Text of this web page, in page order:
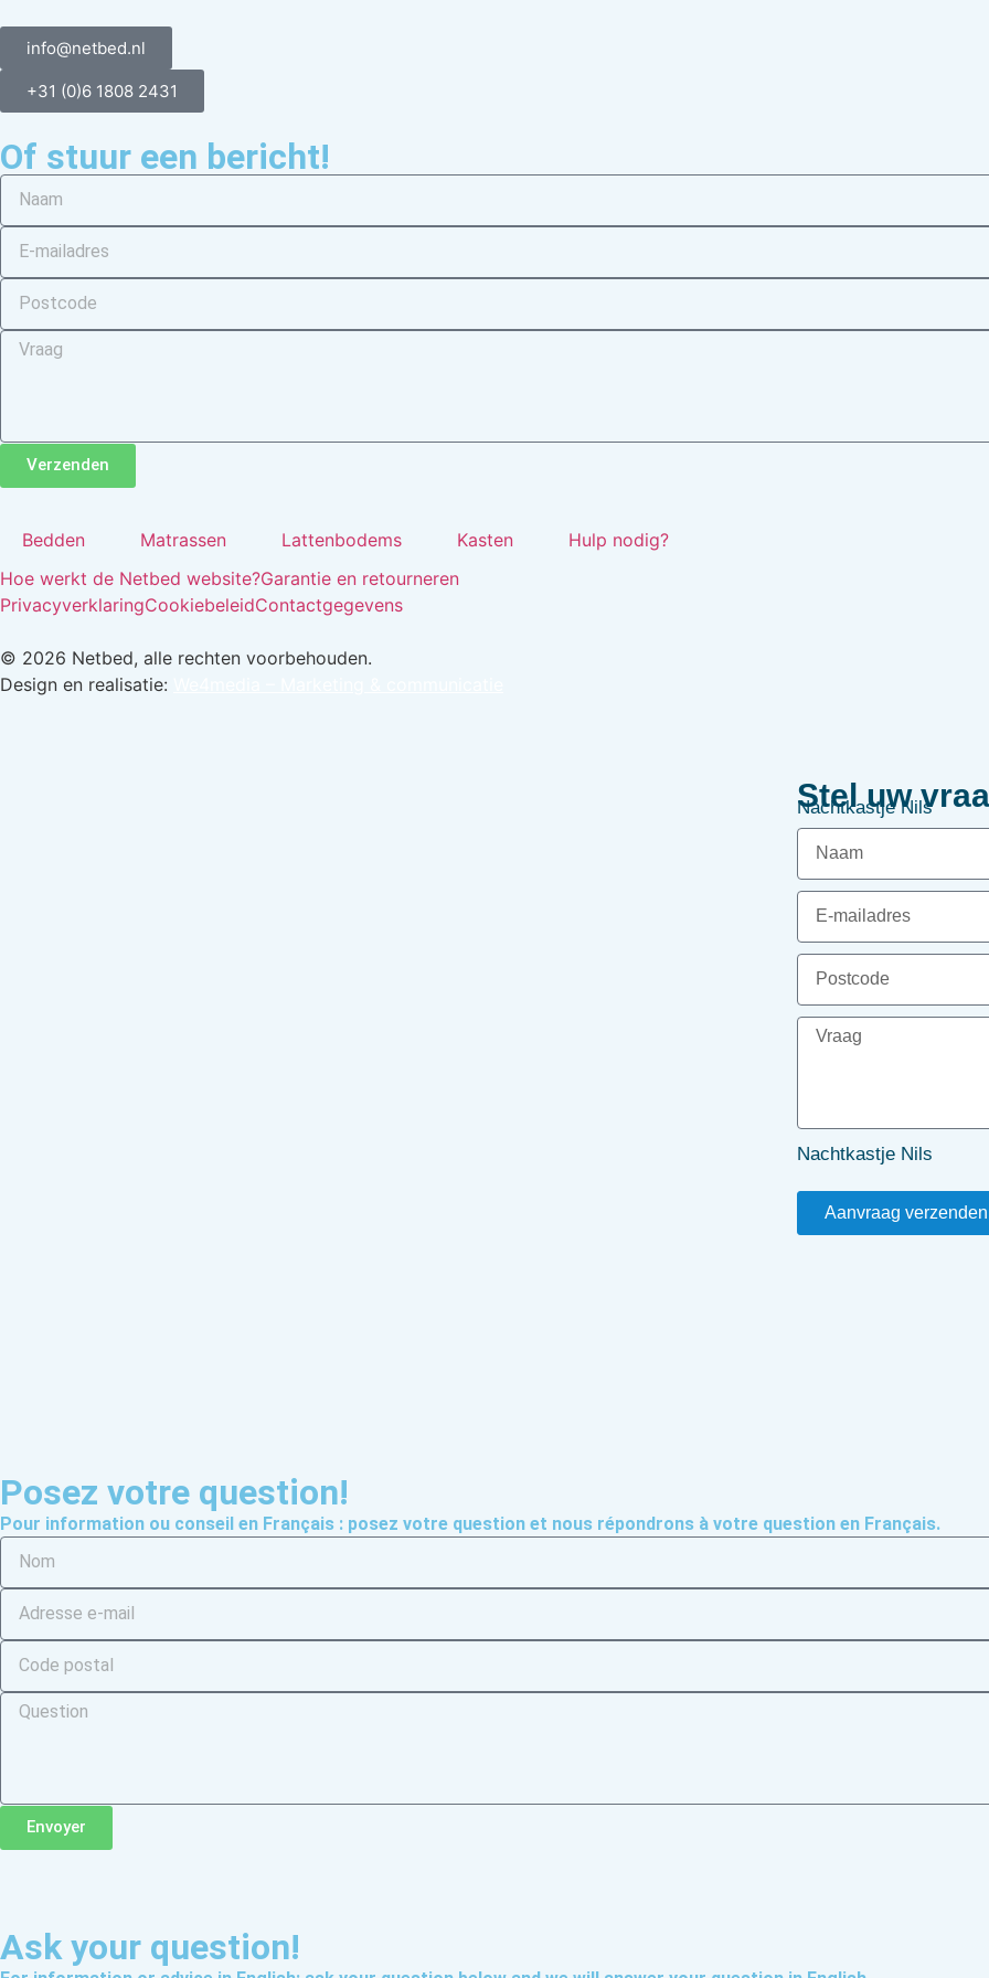
info@netbed.nl
+31 (0)6 1808 2431
Of stuur een bericht!
Verzenden
Bedden Matrassen Lattenbodems Kasten
Hulp nodig?
Hoe werkt de Netbed website?Garantie en retourneren
PrivacyverklaringCookiebeleidContactgegevens
© 2026 Netbed, alle rechten voorbehouden.
Design en realisatie:
Stel uw
Nachtkastje Nils
Nachtkastje Nils
Aanvraag verzenden
Posez votre question!
Pour information ou conseil en Français : posez votre question et nous répondrons à votre question en Français.
Envoyer
Ask your question!